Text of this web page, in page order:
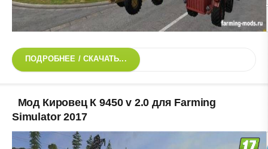
ПОДРОБНЕЕ / СКАЧАТЬ...
Мод Кировец К 9450 v 2.0 для Farming
Simulator 2017